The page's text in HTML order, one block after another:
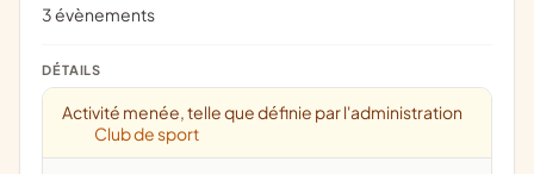
3 évènements
DÉTAILS
Activité menée, telle que définie par l'administration
Club de sport